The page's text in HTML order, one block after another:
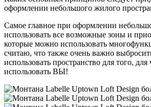
оформлении небольшого жилого
Самое главное при оформлении
использовать все возможные зоны и
которые можно использовать
считаю, что также очень важно
использовать пространство для того, для
использовать ВЫ!